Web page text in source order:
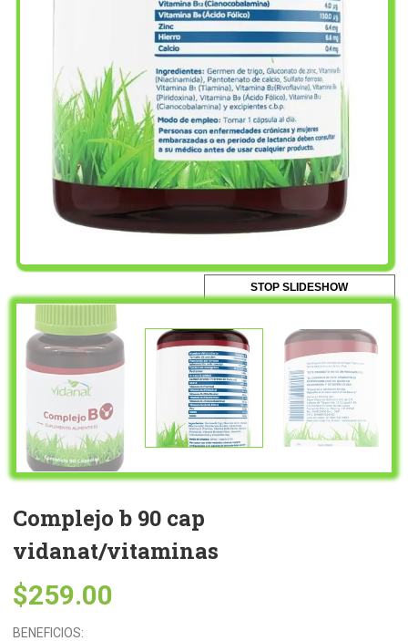
STOP SLIDESHOW
Complejo b 90 cap
vidanat/vitaminas
$259.00
BENEFICIOS: